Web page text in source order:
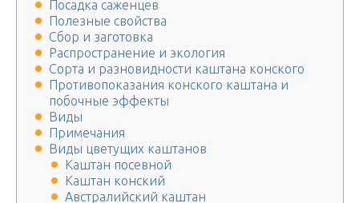
Посадка саженцев
Полезные свойства
Сбор и заготовка
Распространение и экология
Сорта и разновидности каштана конского
Противопоказания конского каштана и
побочные эффекты
Виды
Примечания
Виды цветущих каштанов
Каштан посевной
Каштан конский
Австралийский каштан